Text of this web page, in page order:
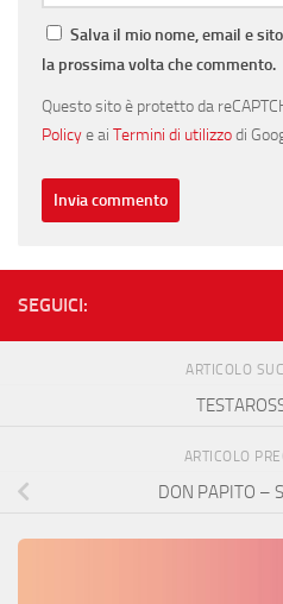
Salva il mio nome, email e
la prossima volta che commento.
Questo sito è protetto da
Policye ai Termini di utilizzodi
SEGUICI:
ARTICOLO
ARTICOLO
DON PAPITO –